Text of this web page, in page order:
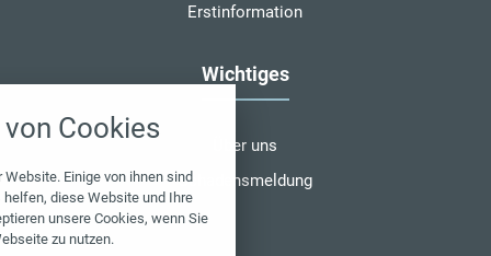
Erstinformation
Wichtiges
Über uns
Schadensmeldung
Cookies
Einige von ihnen sind
diese Website und Ihre
unsere Cookies, wenn Sie
zu nutzen.
alle verwendeten Cookies und
zu blockieren.
Notwendig